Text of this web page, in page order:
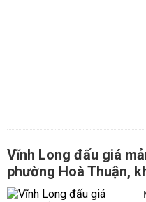
Vĩnh Long đấu giá
phường Hoà Thuận,